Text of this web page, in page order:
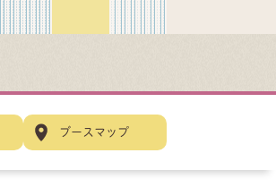
ブースマップ